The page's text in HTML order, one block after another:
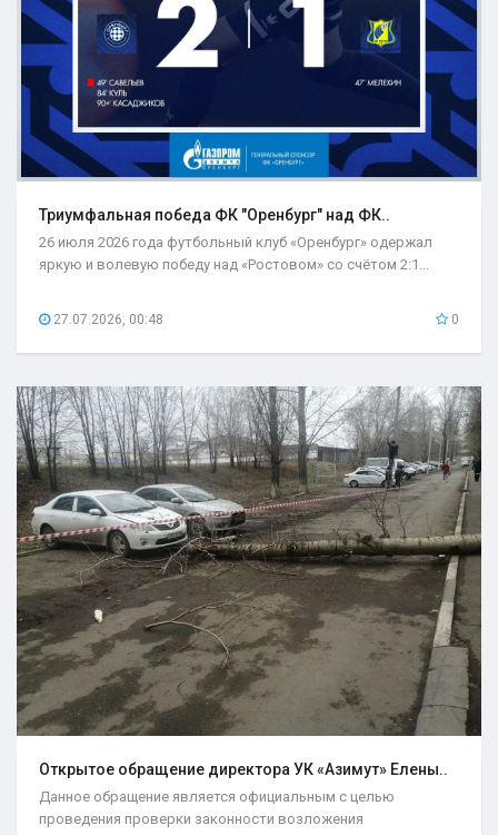
Триумфальная победа ФК "Оренбург" над ФК..
26 июля 2026 года футбольный клуб «Оренбург» одержал
яркую и волевую победу над «Ростовом» со счётом 2:1...
27.07.2026, 00:48 0
Открытое обращение директора УК «Азимут» Елены..
Данное обращение является официальным с целью
проведения проверки законности возложения